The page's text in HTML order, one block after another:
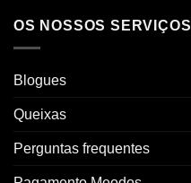
OS NOSSOS SERVIÇOS
Blogues
Queixas
Perguntas frequentes